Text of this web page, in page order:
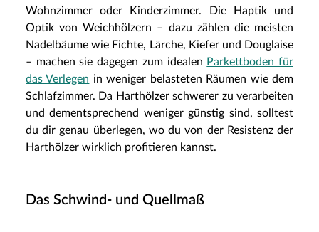
Wohnzimmer oder Kinderzimmer. Die Haptik und
Optik von Weichhölzern – dazu zählen die meisten
Nadelbäume wie Fichte, Lärche, Kiefer und Douglaise
– machen sie dagegen zum idealen Parkettboden für
das Verlegen in weniger belasteten Räumen wie dem
Schlafzimmer. Da Harthölzer schwerer zu verarbeiten
und dementsprechend weniger günstig sind, solltest
du dir genau überlegen, wo du von der Resistenz der
Harthölzer wirklich profitieren kannst.
Das Schwind- und Quellmaß